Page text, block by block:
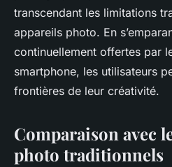
transcendant les limitations
appareils photo. En
continuellement offertes par
smartphone, les utilisateurs
frontières de leur créativité.
Comparaison avec
photo traditionnels